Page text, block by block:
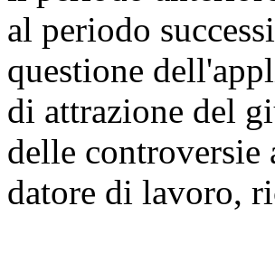
al periodo
questione
di attrazione del
delle controversie
datore di lavoro,